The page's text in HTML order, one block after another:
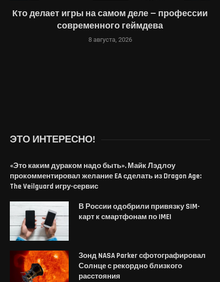
Кто делает игры на самом деле — профессии
современного геймдева
8 августа, 2026
ЭТО ИНТЕРЕСНО!
«Это каким дураком надо быть». Майк Лэдлоу
прокомментировал желание EA сделать из Dragon Age:
The Veilguard игру-сервис
В России одобрили привязку SIM-
карт к смартфонам по IMEI
Зонд NASA Parker сфотографировал
Солнце с рекордно близкого
расстояния